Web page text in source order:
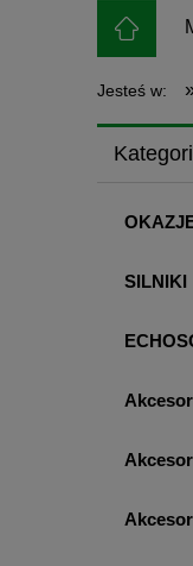
Jesteś w:
SILNIKI